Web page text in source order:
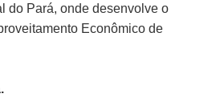
do Pará, onde desenvolve o
Econômico de